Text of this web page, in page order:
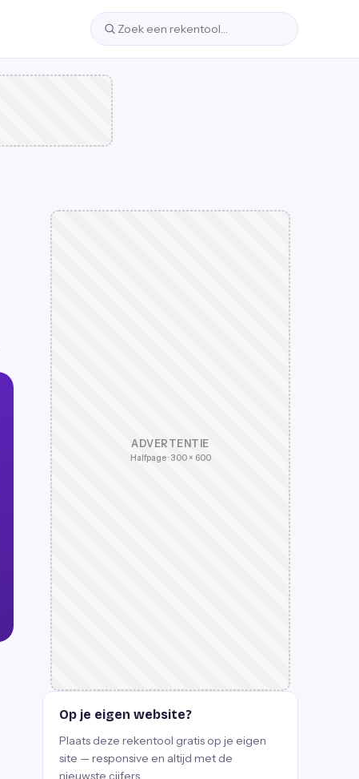
ADVERTENTIE
Halfpage · 300 × 600
Op je eigen website?
Plaats deze rekentool gratis op je eigen
site — responsive en altijd met de
nieuwste cijfers.